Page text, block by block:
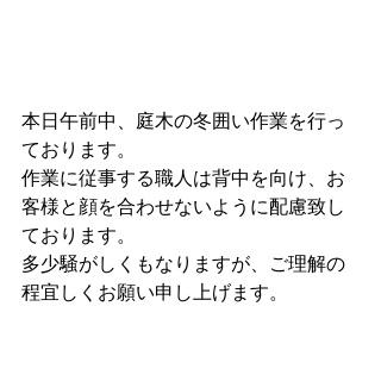
本日午前中、庭木の冬囲い作業を行っ
ております。
作業に従事する職人は背中を向け、お
客様と顔を合わせないように配慮致し
ております。
多少騒がしくもなりますが、ご理解の
程宜しくお願い申し上げます。